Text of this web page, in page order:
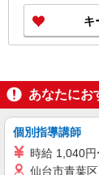
キ
あなたにお
個別指導講師
時給 1,040円
仙台市青葉区